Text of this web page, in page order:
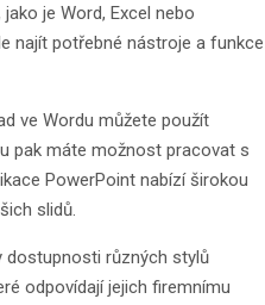
je Word, Excel nebo
najít potřebné nástroje a funkce
ve Wordu můžete použít
pak máte možnost pracovat s
PowerPoint nabízí širokou
slidů.
dostupnosti různých stylů
odpovídají jejich firemnímu